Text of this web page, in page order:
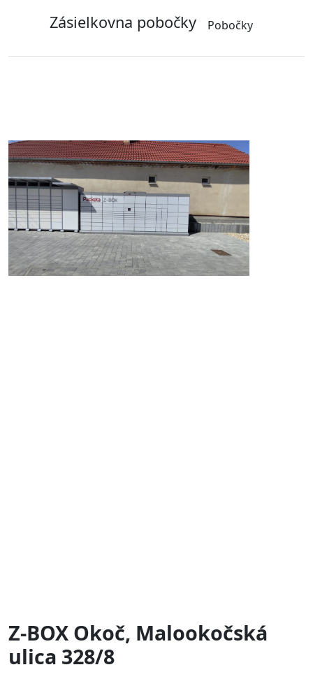
Zásielkovna pobočky Pobočky
Z-BOX Okoč, Malookočská
ulica 328/8